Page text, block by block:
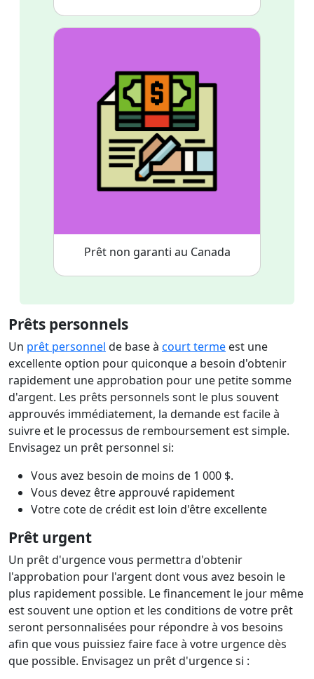
Prêt non garanti au Canada
Prêts personnels
Un prêt personnel de base à court terme est une
excellente option pour quiconque a besoin d'obtenir
rapidement une approbation pour une petite somme
d'argent. Les prêts personnels sont le plus souvent
approuvés immédiatement, la demande est facile à
suivre et le processus de remboursement est simple.
Envisagez un prêt personnel si:
Vous avez besoin de moins de 1 000 $.
Vous devez être approuvé rapidement
Votre cote de crédit est loin d'être excellente
Prêt urgent
Un prêt d'urgence vous permettra d'obtenir
l'approbation pour l'argent dont vous avez besoin le
plus rapidement possible. Le financement le jour même
est souvent une option et les conditions de votre prêt
seront personnalisées pour répondre à vos besoins
afin que vous puissiez faire face à votre urgence dès
que possible. Envisagez un prêt d'urgence si :